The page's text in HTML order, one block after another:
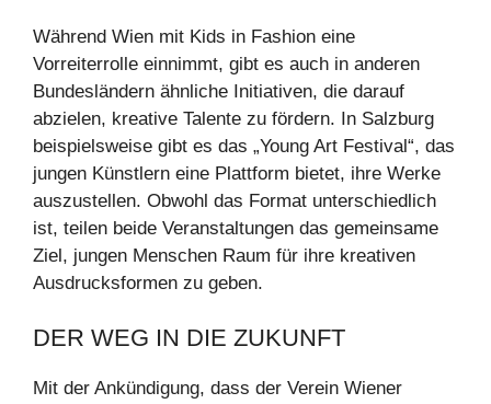
Während Wien mit Kids in Fashion eine
Vorreiterrolle einnimmt, gibt es auch in anderen
Bundesländern ähnliche Initiativen, die darauf
abzielen, kreative Talente zu fördern. In Salzburg
beispielsweise gibt es das „Young Art Festival“, das
jungen Künstlern eine Plattform bietet, ihre Werke
auszustellen. Obwohl das Format unterschiedlich
ist, teilen beide Veranstaltungen das gemeinsame
Ziel, jungen Menschen Raum für ihre kreativen
Ausdrucksformen zu geben.
DER WEG IN DIE ZUKUNFT
Mit der Ankündigung, dass der Verein Wiener